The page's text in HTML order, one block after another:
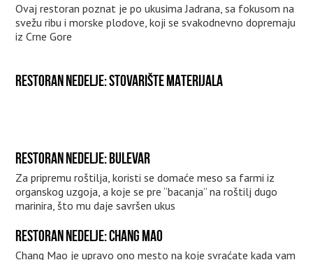
Ovaj restoran poznat je po ukusima Jadrana, sa fokusom na
svežu ribu i morske plodove, koji se svakodnevno dopremaju
iz Crne Gore
RESTORAN NEDELJE: STOVARIŠTE MATERIJALA
RESTORAN NEDELJE: BULEVAR
Za pripremu roštilja, koristi se domaće meso sa farmi iz
organskog uzgoja, a koje se pre “bacanja” na roštilj dugo
marinira, što mu daje savršen ukus
RESTORAN NEDELJE: CHANG MAO
Chang Mao je upravo ono mesto na koje svraćate kada vam